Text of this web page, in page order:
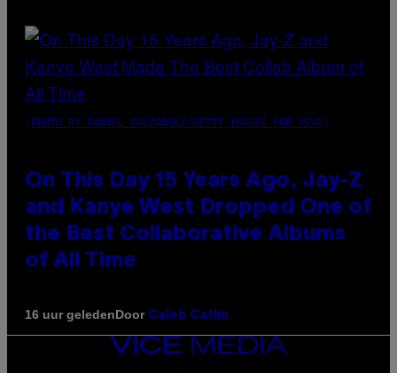
(PHOTO BY DANIEL BOCZARSKI/GETTY IMAGES FOR VEVO)
On This Day 15 Years Ago, Jay-Z
and Kanye West Dropped One of
the Best Collaborative Albums
of All Time
16 uur geledenDoor Caleb Catlin
VICE
MEDIA